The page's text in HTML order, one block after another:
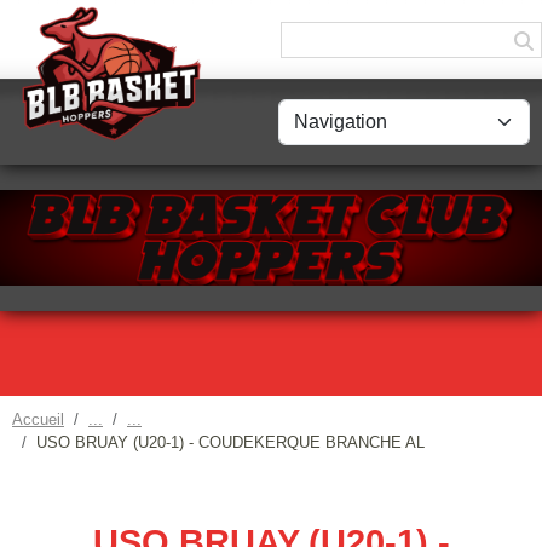
Accueil
USO BRUAY (U20-1) - COUDEKERQUE BRANCHE AL
Panneau de gestion des cookies